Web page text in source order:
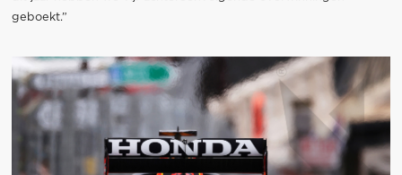
geboekt.”